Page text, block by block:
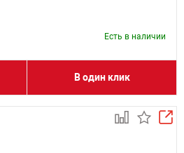
Есть в наличии
В один клик